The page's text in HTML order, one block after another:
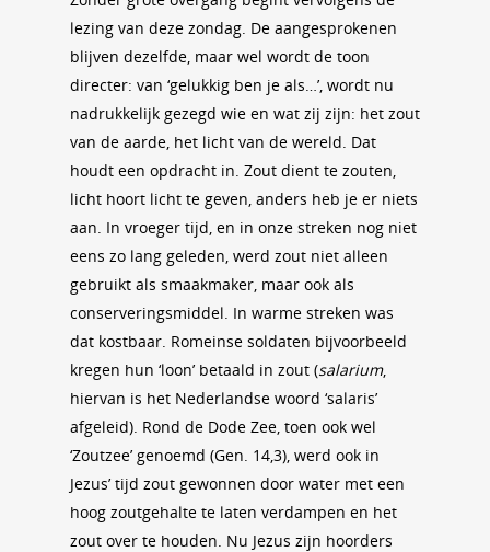
lezing van deze zondag. De aangesprokenen
blijven dezelfde, maar wel wordt de toon
directer: van ‘gelukkig ben je als…’, wordt nu
nadrukkelijk gezegd wie en wat zij zijn: het zout
van de aarde, het licht van de wereld. Dat
houdt een opdracht in. Zout dient te zouten,
licht hoort licht te geven, anders heb je er niets
aan. In vroeger tijd, en in onze streken nog niet
eens zo lang geleden, werd zout niet alleen
gebruikt als smaakmaker, maar ook als
conserveringsmiddel. In warme streken was
dat kostbaar. Romeinse soldaten bijvoorbeeld
kregen hun ‘loon’ betaald in zout (salarium,
hiervan is het Nederlandse woord ‘salaris’
afgeleid). Rond de Dode Zee, toen ook wel
‘Zoutzee’ genoemd (Gen. 14,3), werd ook in
Jezus’ tijd zout gewonnen door water met een
hoog zoutgehalte te laten verdampen en het
zout over te houden. Nu Jezus zijn hoorders